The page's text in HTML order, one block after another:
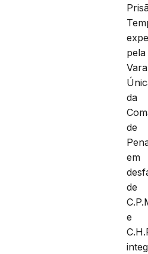
pela
Vara
da
de
em
de
e